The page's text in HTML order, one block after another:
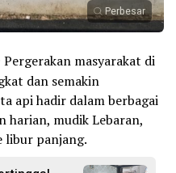
Perbesar
Pergerakan masyarakat di
dan semakin
api hadir dalam berbagai
harian, mudik Lebaran,
libur panjang.